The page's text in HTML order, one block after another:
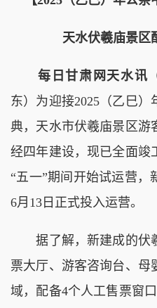
天水伏羲庙景区
每日甘肃网天水讯
东）为迎接2025（乙巳
典，天水市伏羲庙景区游
经四年建设，现已全面竣
“五一”期间开始试运营
6月13日正式投入运营。
据了解，新建成的伏
票大厅、游客咨询台、母
域，配备4个人工售票窗